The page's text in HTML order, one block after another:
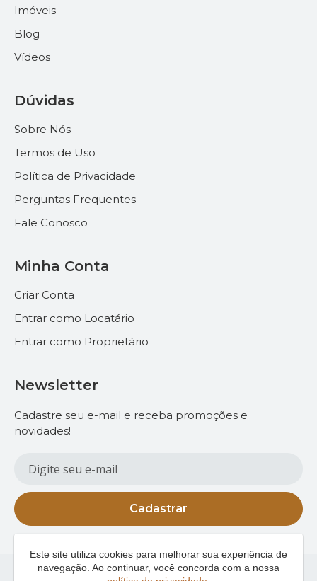
Imóveis
Blog
Vídeos
Dúvidas
Sobre Nós
Termos de Uso
Política de Privacidade
Perguntas Frequentes
Fale Conosco
Minha Conta
Criar Conta
Entrar como Locatário
Entrar como Proprietário
Newsletter
Cadastre seu e-mail e receba promoções e
novidades!
Cadastrar
Este site utiliza cookies para melhorar sua experiência de
navegação. Ao continuar, você concorda com a nossa